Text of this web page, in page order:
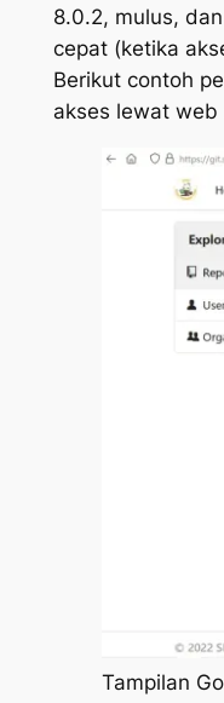
8.0.2, mulus,
cepat (ketika
Berikut contoh
akses lewat web
Tampilan